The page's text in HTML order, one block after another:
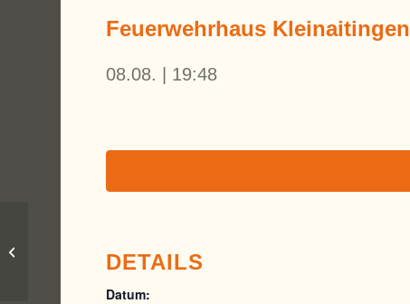
Feuerwehrhaus Kleinaitingen
08.08. | 19:48
DETAILS
Datum:
Schwabmünchen